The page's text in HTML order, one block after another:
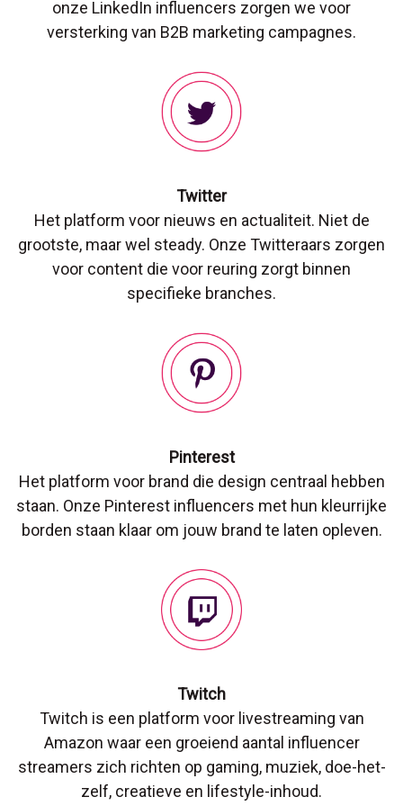
onze LinkedIn influencers zorgen we voor
versterking van B2B marketing campagnes.
Twitter
Het platform voor nieuws en actualiteit. Niet de
grootste, maar wel steady. Onze Twitteraars zorgen
voor content die voor reuring zorgt binnen
specifieke branches.
Pinterest
Het platform voor brand die design centraal hebben
staan. Onze Pinterest influencers met hun kleurrijke
borden staan klaar om jouw brand te laten opleven.
Twitch
Twitch is een platform voor livestreaming van
Amazon waar een groeiend aantal influencer
streamers zich richten op gaming, muziek, doe-het-
zelf, creatieve en lifestyle-inhoud.